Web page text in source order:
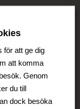
med
Koncernen
Division,
Vehicle
för att ge dig
att komma
Genom
du till
dock besöka